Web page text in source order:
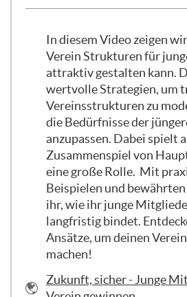
URL
Zukunft, sicher - Junge
In diesem Video zeigen
Verein Strukturen für
attraktiv gestalten kann.
wertvolle Strategien, um
Vereinsstrukturen zu
die Bedürfnisse der
anzupassen. Dabei spielt
Zusammenspiel von
eine große Rolle. Mit
Beispielen und
ihr, wie ihr junge
langfristig bindet.
Ansätze, um deinen
machen!